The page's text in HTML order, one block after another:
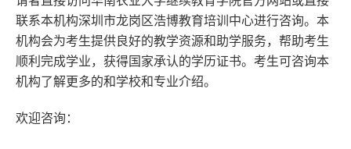
联系本机构深圳市龙岗区浩博教育培训中心进行咨询。本
机构会为考生提供良好的教学资源和助学服务，帮助考生
顺利完成学业，获得国家承认的学历证书。考生可咨询本
机构了解更多的和学校和专业介绍。
欢迎咨询：